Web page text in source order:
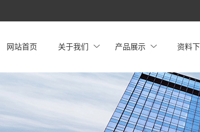
网站首页 关于我们 产品展示 资料